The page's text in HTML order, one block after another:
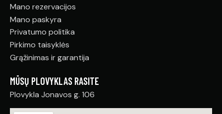
Mano rezervacijos
Mano paskyra
Privatumo politika
Pirkimo taisyklės
Grąžinimas ir garantija
MŪSŲ PLOVYKLAS RASITE
Plovykla Jonavos g. 106